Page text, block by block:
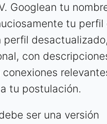
Googlean tu
tu perfil
perfil
con
tu postulación.
ser una versión